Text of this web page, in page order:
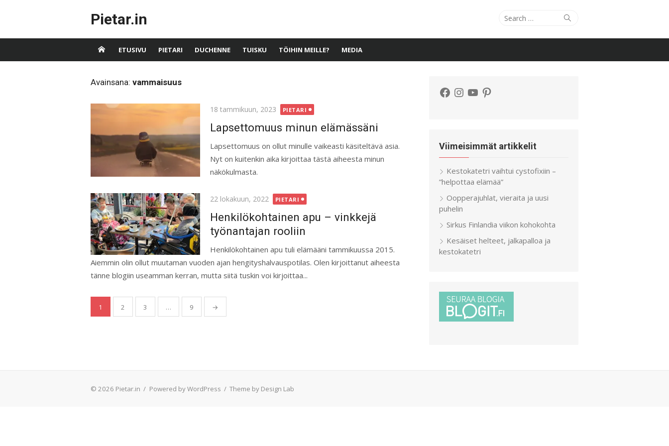
Pietar.in
Search
Search
ETUSIVU PIETARI DUCHENNE TUISKU TÖIHIN MEILLE? MEDIA
Avainsana: vammaisuus
Posted
18 tammikuun, 2023 PIETARI
Lapsettomuus minun elämässäni
Lapsettomuus on ollut minulle vaikeasti käsiteltävä asia.
Nyt on kuitenkin aika kirjoittaa tästä aiheesta minun
näkökulmasta.
Posted
22 lokakuun, 2022 PIETARI
Henkilökohtainen apu – vinkkejä
työnantajan rooliin
Henkilökohtainen apu tuli elämääni tammikuussa 2015.
Aiemmin olin ollut muutaman vuoden ajan hengityshalvauspotilas. Olen kirjoittanut aiheesta
tänne blogiin useamman kerran, mutta siitä tuskin voi kirjoittaa...
Artikkelien
sivutus
1 2 3 … 9 →
Facebook
Instagram
YouTubePinterest
Viimeisimmät artikkelit
Kestokatetri vaihtui cystofixiin –
”helpottaa elämää”
Oopperajuhlat, vieraita ja uusi
puhelin
Sirkus Finlandia viikon kohokohta
Kesäiset helteet, jalkapalloa ja
kestokatetri
© 2026 Pietar.in / Powered by WordPress / Theme by Design Lab